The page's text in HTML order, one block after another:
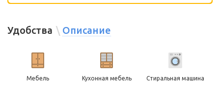
Удобства Описание
Мебель Кухонная мебель Стиральная машина